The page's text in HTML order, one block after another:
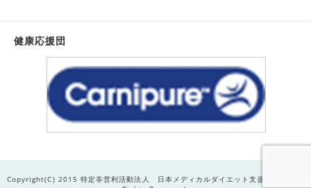
健康応援団
Copyright(C) 2015 特定非営利活動法人 日本メディカルダイエット支援機構R . All